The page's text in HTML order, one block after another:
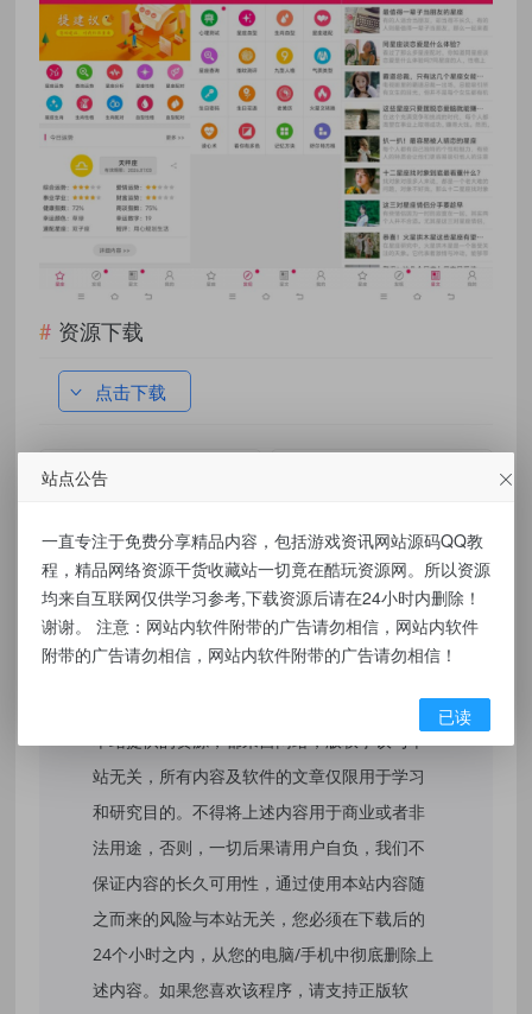
资源下载
点击下载
标签：
‌安卓星座运势3.3.6破解高级版 &#8211; 每日运势无限解锁！‌
本站提供的资源，都来自网络，版权争议与本
站无关，所有内容及软件的文章仅限用于学习
和研究目的。不得将上述内容用于商业或者非
法用途，否则，一切后果请用户自负，我们不
保证内容的长久可用性，通过使用本站内容随
之而来的风险与本站无关，您必须在下载后的
24个小时之内，从您的电脑/手机中彻底删除上
述内容。如果您喜欢该程序，请支持正版软
站点公告
一直专注于免费分享精品内容，包括游戏资讯网站源码QQ教
程，精品网络资源干货收藏站一切竟在酷玩资源网。所以资源
均来自互联网仅供学习参考,下载资源后请在24小时内删除！
谢谢。 注意：网站内软件附带的广告请勿相信，网站内软件
附带的广告请勿相信，网站内软件附带的广告请勿相信！
已读